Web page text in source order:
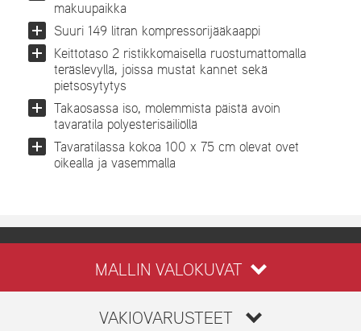
makuupaikka
Suuri 149 litran kompressorijääkaappi
Keittotaso 2 ristikkomaisella ruostumattomalla
teräslevyllä, joissa mustat kannet sekä
pietsosytytys
Takaosassa iso, molemmista päistä avoin
tavaratila polyesterisäiliöllä
Tavaratilassa kokoa 100 x 75 cm olevat ovet
oikealla ja vasemmalla
MALLIN VALOKUVAT
VAKIOVARUSTEET